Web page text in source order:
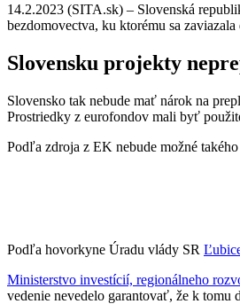
14.2.2023 (SITA.sk) – Slovenská
bezdomovectva, ku ktorému sa
Slovensku projekty
Slovensko tak nebude mať nárok na
Prostriedky z eurofondov mali byť
Podľa zdroja z EK nebude možné
Podľa hovorkyne Úradu vlády SR
Ministerstvo investícií, regionálneho
vedenie nevedelo garantovať, že k